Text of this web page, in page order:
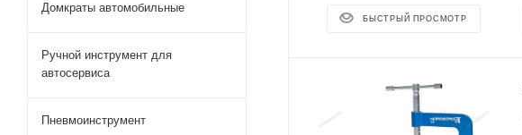
БЫСТРЫЙ ПРОСМОТР
Домкраты автомобильные
Ручной инструмент для
автосервиса
Пневмоинструмент